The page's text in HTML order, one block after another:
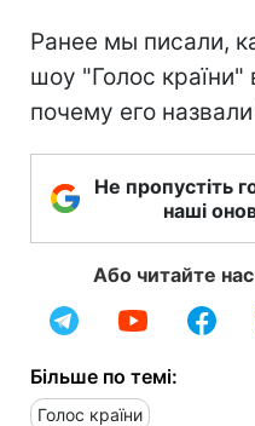
Ранее мы писали,
шоу "Голос країни"
почему его
Не пропустіть
наші
Або читайте
Більше по темі:
Голос країни